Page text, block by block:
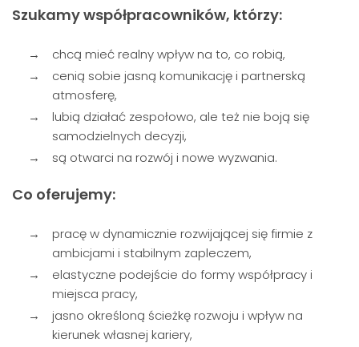
Szukamy współpracowników, którzy:
chcą mieć realny wpływ na to, co robią,
cenią sobie jasną komunikację i partnerską
atmosferę,
lubią działać zespołowo, ale też nie boją się
samodzielnych decyzji,
są otwarci na rozwój i nowe wyzwania.
Co oferujemy:
pracę w dynamicznie rozwijającej się firmie z
ambicjami i stabilnym zapleczem,
elastyczne podejście do formy współpracy i
miejsca pracy,
jasno określoną ścieżkę rozwoju i wpływ na
kierunek własnej kariery,